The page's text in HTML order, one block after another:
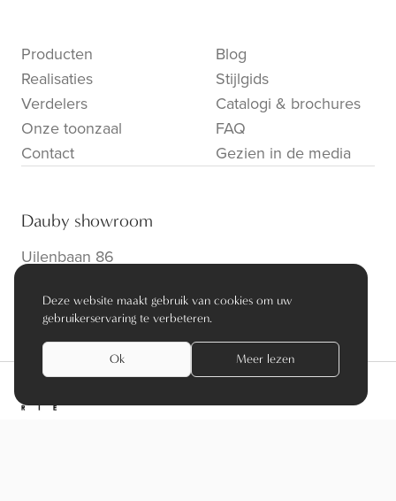
Producten
Realisaties
Verdelers
Onze toonzaal
Contact
Blog
Stijlgids
Catalogi & brochures
FAQ
Gezien in de media
Dauby showroom
Uilenbaan 86
info@dauby.be|+32 3 354 16 86
Deze website maakt gebruik van cookies om uw
gebruikerservaring te verbeteren.
Ok Meer lezen